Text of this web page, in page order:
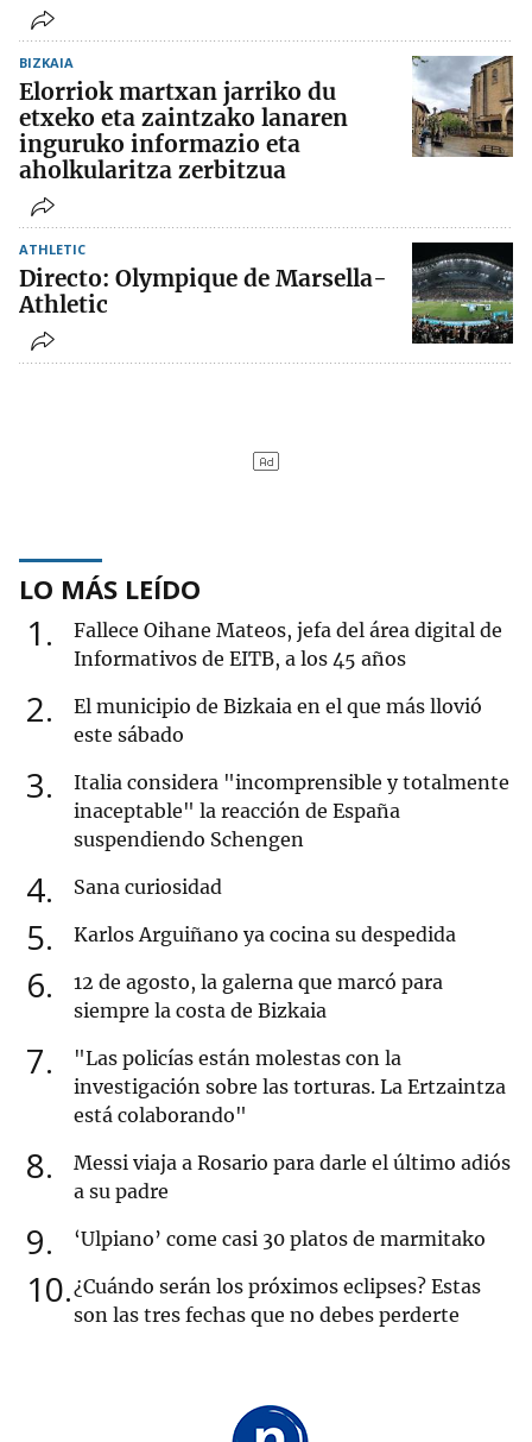
BIZKAIA
Elorriok martxan jarriko du
etxeko eta zaintzako lanaren
inguruko informazio eta
aholkularitza zerbitzua
ATHLETIC
Directo: Olympique de Marsella-
Athletic
LO MÁS LEÍDO
1
Fallece Oihane Mateos, jefa del área digital de
Informativos de EITB, a los 45 años
2
El municipio de Bizkaia en el que más llovió
este sábado
3
Italia considera "incomprensible y totalmente
inaceptable" la reacción de España
suspendiendo Schengen
4 Sana curiosidad
5 Karlos Arguiñano ya cocina su despedida
6
12 de agosto, la galerna que marcó para
siempre la costa de Bizkaia
7
"Las policías están molestas con la
investigación sobre las torturas. La Ertzaintza
está colaborando"
8
Messi viaja a Rosario para darle el último adiós
a su padre
9 ‘Ulpiano’ come casi 30 platos de marmitako
10 ¿Cuándo serán los próximos eclipses? Estas
son las tres fechas que no debes perderte